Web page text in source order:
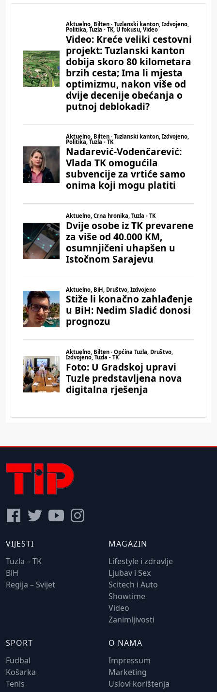
VIJESTI
Tuzla – TK
BiH
Regija – Svijet
MAGAZIN
Lifestyle i zdravlje
Ljubav i Sex
Scitech i Auto
Showtime
Video
Zanimljivosti
SPORT
Fudbal
Košarka
Tenis
O NAMA
Impressum
Marketing
Uslovi korištenja